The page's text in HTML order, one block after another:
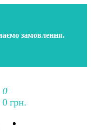
замовлення.
| Корм, іграшки,
Доставка по
0
0 грн.